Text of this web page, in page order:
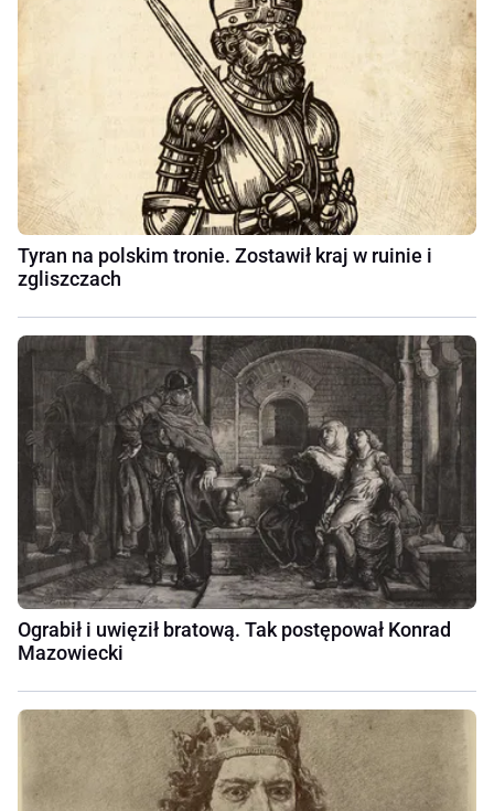
Tyran na polskim tronie. Zostawił kraj w ruinie i
zgliszczach
Ograbił i uwięził bratową. Tak postępował Konrad
Mazowiecki